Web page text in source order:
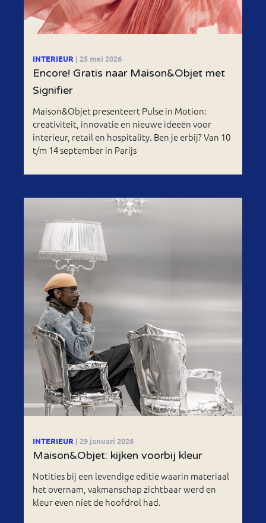
INTERIEUR | 25 mei 2026
Encore! Gratis naar Maison&Objet met
Signifier
Maison&Objet presenteert Pulse in Motion:
creativiteit, innovatie en nieuwe ideeën voor
interieur, retail en hospitality. Ben je erbij? Van 10
t/m 14 september in Parijs
INTERIEUR | 29 januari 2026
Maison&Objet: kijken voorbij kleur
Notities bij een levendige editie waarin materiaal
het overnam, vakmanschap zichtbaar werd en
kleur even níet de hoofdrol had.